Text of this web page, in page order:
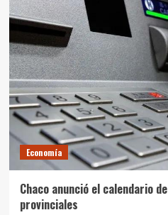
Economía
Chaco anunció el calendario
provinciales